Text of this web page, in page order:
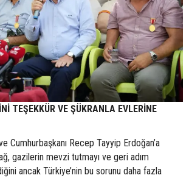
TEŞEKKÜR VE ŞÜKRANLA EVLERİNE
Cumhurbaşkanı Recep Tayyip Erdoğan’a
gazilerin mevzi tutmayı ve geri adım
ancak Türkiye’nin bu sorunu daha fazla